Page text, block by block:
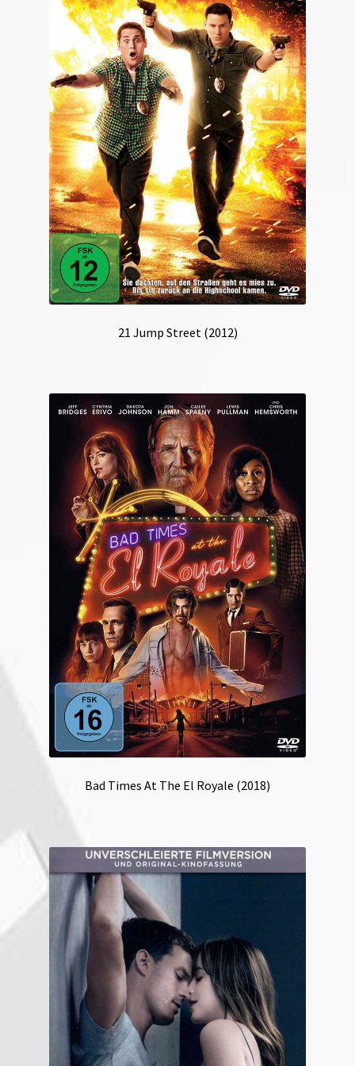
21 Jump Street (2012)
Bad Times At The El Royale (2018)